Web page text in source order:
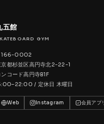
五館
GYM
166-0002
京都杉並区高円寺北2-22-1
ンコード高円寺B1F
/ 定休日 木曜日
Web Instagram 会員アプ